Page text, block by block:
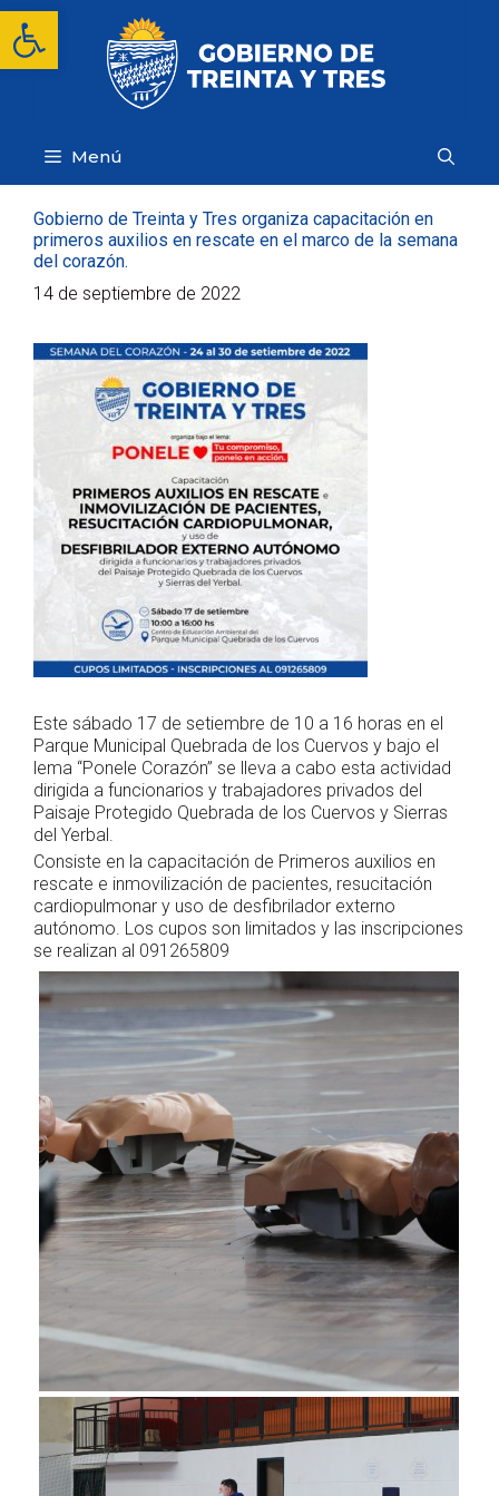
Abrir barra de herramientas
Saltar
contenido
Menú
Gobierno de Treinta y Tres organiza capacitación en
primeros auxilios en rescate en el marco de la semana
del corazón.
14 de septiembre de 2022
Este sábado 17 de setiembre de 10 a 16 horas en el
Parque Municipal Quebrada de los Cuervos y bajo el
lema “Ponele Corazón” se lleva a cabo esta actividad
dirigida a funcionarios y trabajadores privados del
Paisaje Protegido Quebrada de los Cuervos y Sierras
del Yerbal.
Consiste en la capacitación de Primeros auxilios en
rescate e inmovilización de pacientes, resucitación
cardiopulmonar y uso de desfibrilador externo
autónomo. Los cupos son limitados y las inscripciones
se realizan al 091265809